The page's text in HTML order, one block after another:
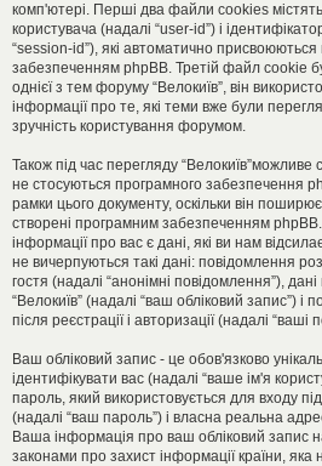
комп'ютері. Перші два файли cookies
користувача (надалі “user-id”) і
“session-id”), які автоматично
забезпеченням phpBB. Третій файл cookie
однієї з тем форуму “Велокиїв”, він
інформації про те, які теми вже були
зручність користування форумом.
Також під час перегляду “Велокиїв”можливе
не стосуються програмного забезпечення
рамки цього документу, оскільки він
створені програмним забезпеченням
інформації про вас є дані, які ви нам
не вичерпуються такі дані: повідомлення
гостя (надалі “анонімні повідомлення”),
“Велокиїв” (надалі “ваш обліковий запис”) і
після реєстрації і авторизації (надалі “ваші
Ваш обліковий запис - це обов'язково
ідентифікувати вас (надалі “ваше ім'я
пароль, який використовується для входу
(надалі “ваш пароль”) і власна реальна
Ваша інформація про ваш обліковий запис
законами про захист інформації країни, яка